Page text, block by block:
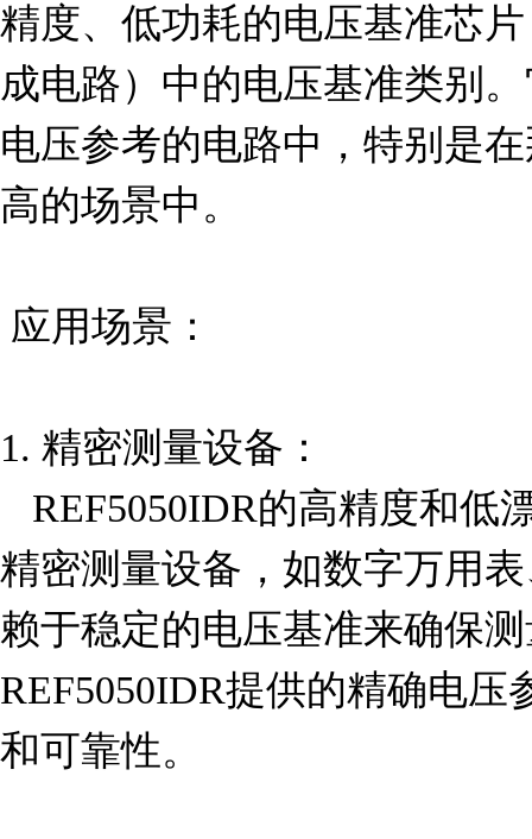
精度、低功耗的电压基准芯
成电路）中的电压基准类别
电压参考的电路中，特别是
高的场景中。
1. 精密测量设备：
精密测量设备，如数字万用
赖于稳定的电压基准来确保
REF5050IDR提供的精确电
和可靠性。